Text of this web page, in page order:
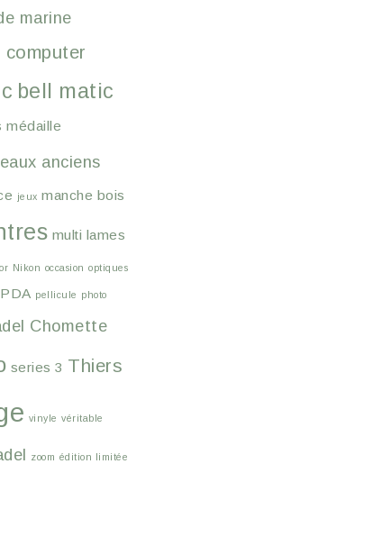
marine
computer
bell matic
médaille
anciens
jeux manche bois
multi lames
Nikon occasion optiques
PDA pellicule photo
Chomette
series 3 Thiers
vinyle véritable
zoom édition limitée